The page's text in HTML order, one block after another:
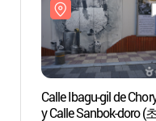
Calle Ibagu-gil de
y Calle Sanbok-doro (